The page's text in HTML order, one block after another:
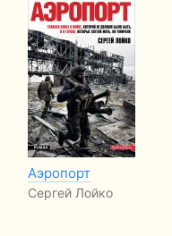
Аэропорт
Сергей Лойко